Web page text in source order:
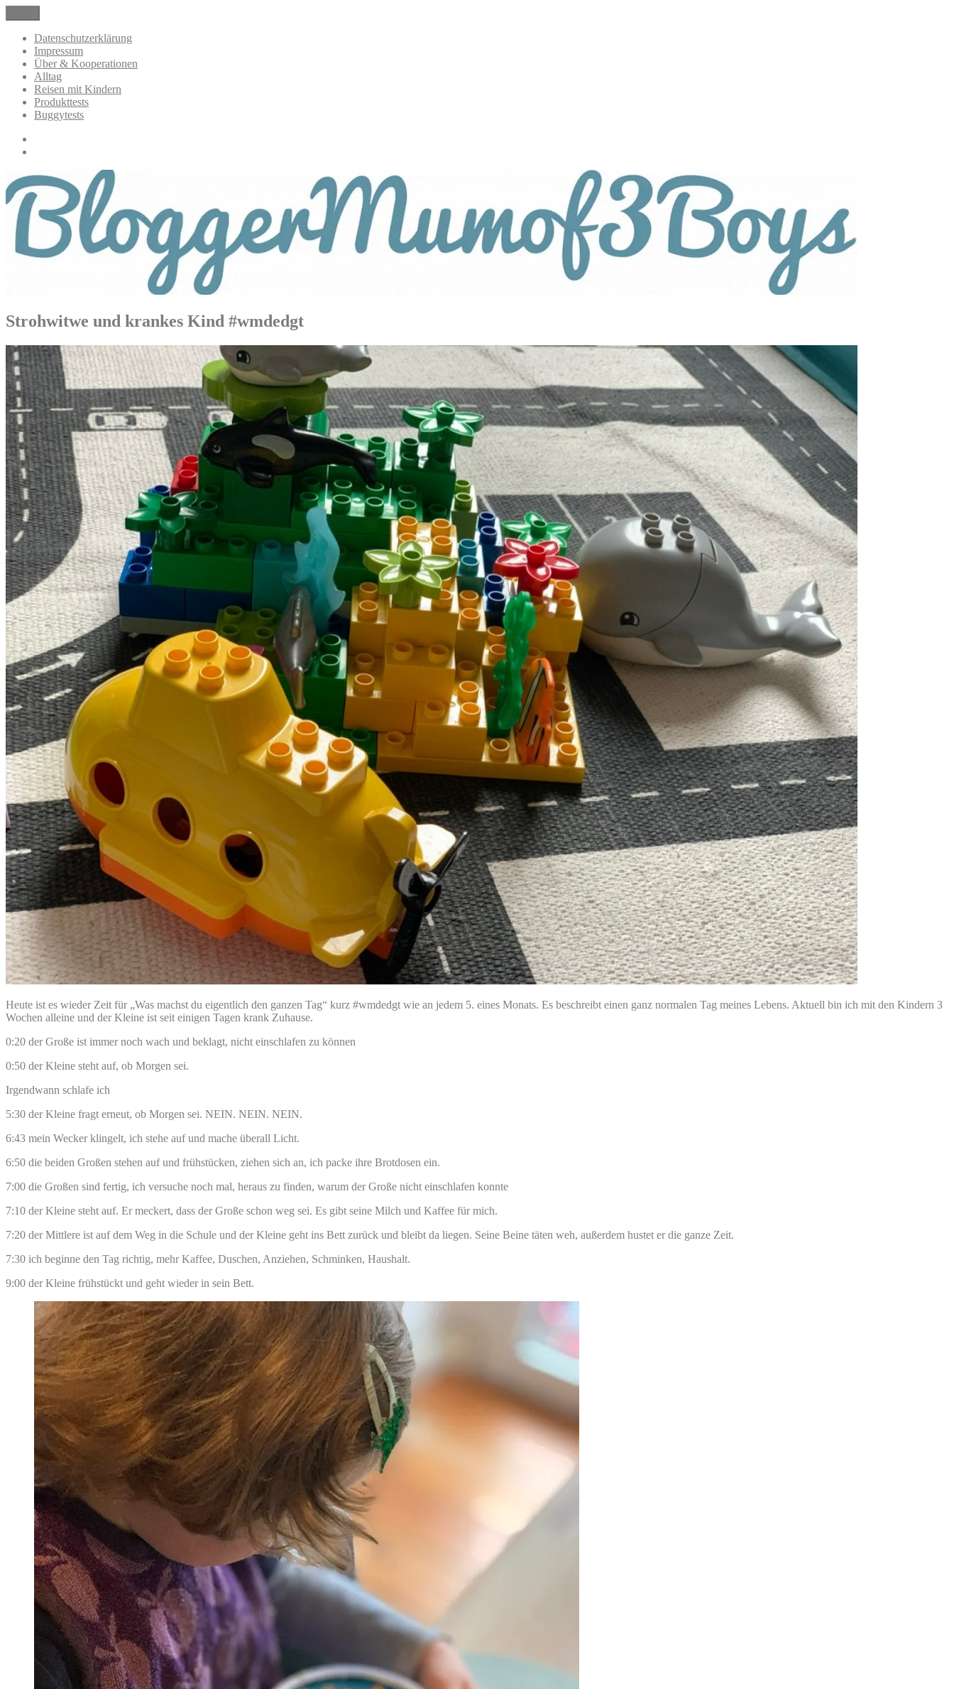
Inhalt
springen
BloggerMumOf3Boys Mamablog
Mamablog über das Leben mit drei Kindern mit Produkttests und Alltagsthemen
Datenschutzerklärung
Impressum
Über & Kooperationen
Alltag
Reisen mit Kindern
Produkttests
Buggytests
Strohwitwe und krankes Kind #wmdedgt
Heute ist es wieder Zeit für „Was machst du eigentlich den ganzen Tag“ kurz #wmdedgt wie an jedem 5. eines Monats. Es beschreibt einen ganz normalen Tag meines Lebens. Aktuell bin ich mit den Kindern 3
Wochen alleine und der Kleine ist seit einigen Tagen krank Zuhause.
0:20 der Große ist immer noch wach und beklagt, nicht einschlafen zu können
0:50 der Kleine steht auf, ob Morgen sei.
Irgendwann schlafe ich
5:30 der Kleine fragt erneut, ob Morgen sei. NEIN. NEIN. NEIN.
6:43 mein Wecker klingelt, ich stehe auf und mache überall Licht.
6:50 die beiden Großen stehen auf und frühstücken, ziehen sich an, ich packe ihre Brotdosen ein.
7:00 die Großen sind fertig, ich versuche noch mal, heraus zu finden, warum der Große nicht einschlafen konnte
7:10 der Kleine steht auf. Er meckert, dass der Große schon weg sei. Es gibt seine Milch und Kaffee für mich.
7:20 der Mittlere ist auf dem Weg in die Schule und der Kleine geht ins Bett zurück und bleibt da liegen. Seine Beine täten weh, außerdem hustet er die ganze Zeit.
7:30 ich beginne den Tag richtig, mehr Kaffee, Duschen, Anziehen, Schminken, Haushalt.
9:00 der Kleine frühstückt und geht wieder in sein Bett.